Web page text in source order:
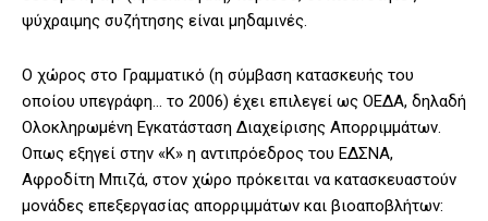
ψύχραιμης συζήτησης είναι μηδαμινές.
Ο χώρος στο Γραμματικό (η σύμβαση κατασκευής του
οποίου υπεγράφη… το 2006) έχει επιλεγεί ως ΟΕΔΑ, δηλαδή
Ολοκληρωμένη Εγκατάσταση Διαχείρισης Απορριμμάτων.
Οπως εξηγεί στην «Κ» η αντιπρόεδρος του ΕΔΣΝΑ,
Αφροδίτη Μπιζά, στον χώρο πρόκειται να κατασκευαστούν
μονάδες επεξεργασίας απορριμμάτων και βιοαποβλήτων: